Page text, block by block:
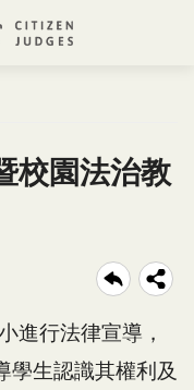
校園法治教
進行法律宣導，
學生認識其權利及